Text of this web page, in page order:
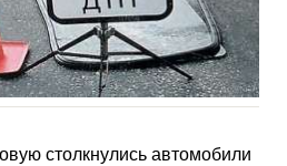
столкнулись автомобили